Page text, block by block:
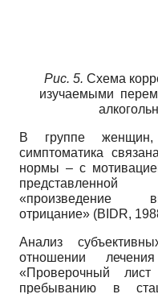
Рис. 5. Схема
изучаемыми
В группе женщин,
симптоматика
нормы – с
«произведение
отрицание» (BIDR,
Анализ
отношении
«Проверочный
пребыванию в